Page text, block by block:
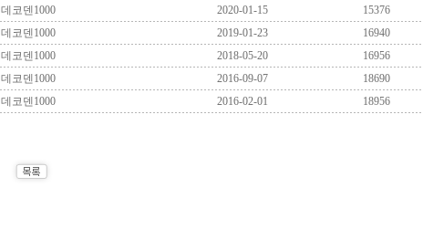
데코덴1000 2020-01-15
15376
데코덴1000 2019-01-23
16940
데코덴1000 2018-05-20
16956
데코덴1000 2016-09-07
18690
데코덴1000 2016-02-01 18956